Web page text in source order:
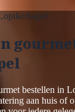
bestellen in
aan huis of